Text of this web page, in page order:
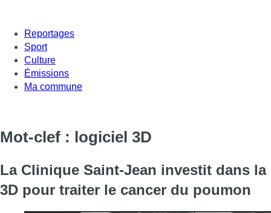
Reportages
Sport
Culture
Émissions
Ma commune
Mot-clef : logiciel 3D
La Clinique Saint-Jean investit dans la
3D pour traiter le cancer du poumon